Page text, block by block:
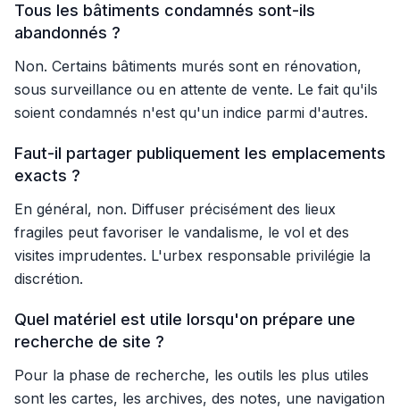
Tous les bâtiments condamnés sont-ils
abandonnés ?
Non. Certains bâtiments murés sont en rénovation,
sous surveillance ou en attente de vente. Le fait qu'ils
soient condamnés n'est qu'un indice parmi d'autres.
Faut-il partager publiquement les emplacements
exacts ?
En général, non. Diffuser précisément des lieux
fragiles peut favoriser le vandalisme, le vol et des
visites imprudentes. L'urbex responsable privilégie la
discrétion.
Quel matériel est utile lorsqu'on prépare une
recherche de site ?
Pour la phase de recherche, les outils les plus utiles
sont les cartes, les archives, des notes, une navigation